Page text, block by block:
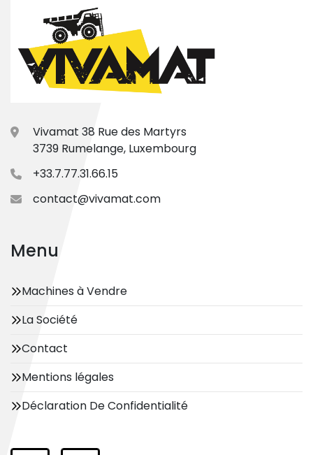
Vivamat 38 Rue des Martyrs
3739 Rumelange, Luxembourg
+33.7.77.31.66.15
contact@vivamat.com
Menu
Machines à Vendre
La Société
Contact
Mentions légales
Déclaration De Confidentialité